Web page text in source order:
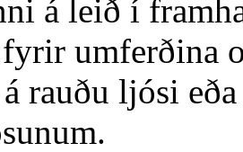
á leið í
umferðina
rauðu ljósi